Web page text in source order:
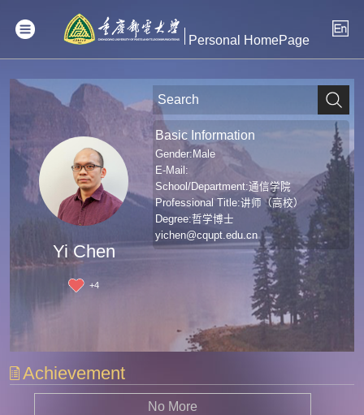
Personal HomePage
Yi Chen
+4
Basic Information
Gender:Male
E-Mail:
School/Department:通信学院
Professional Title:讲师（高校）
Degree:哲学博士
yichen@cqupt.edu.cn
Achievement
No More